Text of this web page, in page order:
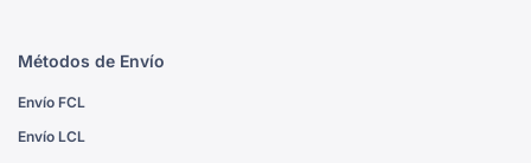
Métodos de Envío
Envío FCL
Envío LCL